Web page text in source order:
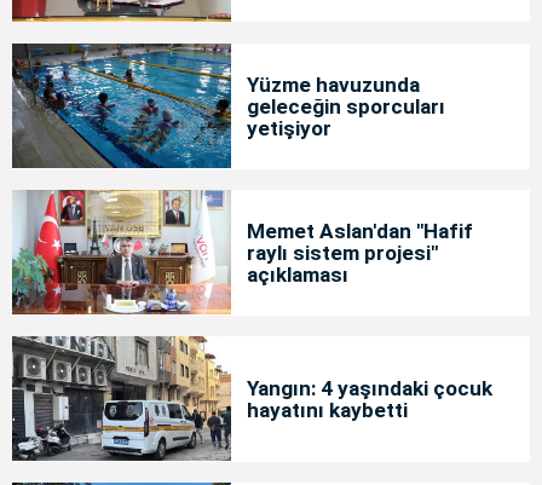
Yüzme havuzunda
geleceğin sporcuları
yetişiyor
Memet Aslan'dan "Hafif
raylı sistem projesi"
açıklaması
Yangın: 4 yaşındaki çocuk
hayatını kaybetti